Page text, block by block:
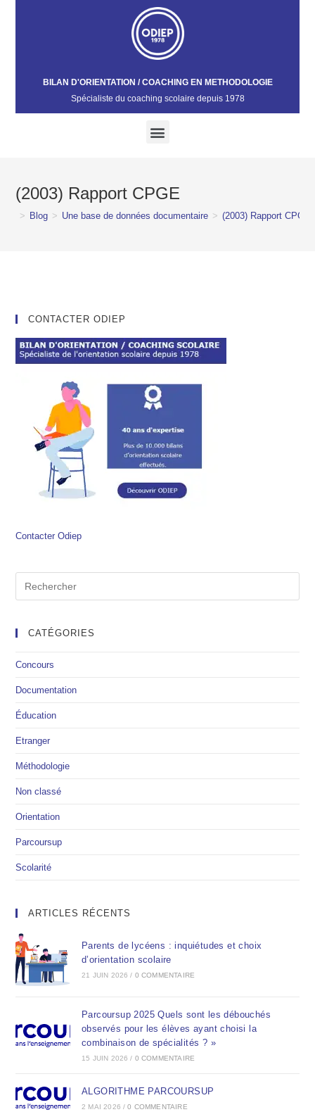
BILAN D'ORIENTATION / COACHING EN METHODOLOGIE
Spécialiste du coaching scolaire depuis 1978​
(2003) Rapport CPGE
> Blog > Une base de données documentaire > (2003) Rapport CPGE
CONTACTER ODIEP
Contacter Odiep
CATÉGORIES
Concours
Documentation
Éducation
Etranger
Méthodologie
Non classé
Orientation
Parcoursup
Scolarité
ARTICLES RÉCENTS
Parents de lycéens : inquiétudes et choix
d’orientation scolaire
21 JUIN 2026 / 0 COMMENTAIRE
Parcoursup 2025 Quels sont les débouchés
observés pour les élèves ayant choisi la
combinaison de spécialités ? »
15 JUIN 2026 / 0 COMMENTAIRE
ALGORITHME PARCOURSUP
2 MAI 2026 / 0 COMMENTAIRE